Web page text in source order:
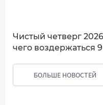
Чистый четверг
чего воздержаться
БОЛЬШЕ НОВОСТЕЙ